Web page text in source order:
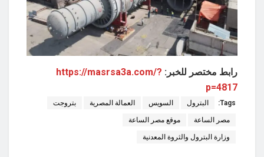
رابط مختصر للخبر: https://masrsa3a.com/?
p=4817
Tags: البترول السويس العمالة المصرية بتروجت
مصر الساعة موقع مصر الساعة
وزارة البترول والثروة المعدنية